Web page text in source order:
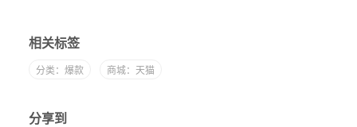
相关标签
分类：爆款 商城：天猫
分享到